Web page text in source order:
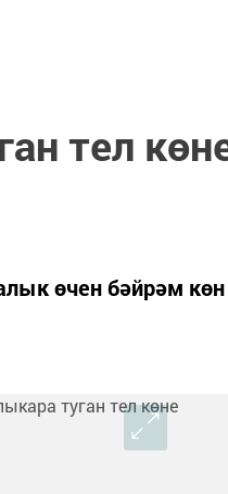
тел
өчен бәйрәм